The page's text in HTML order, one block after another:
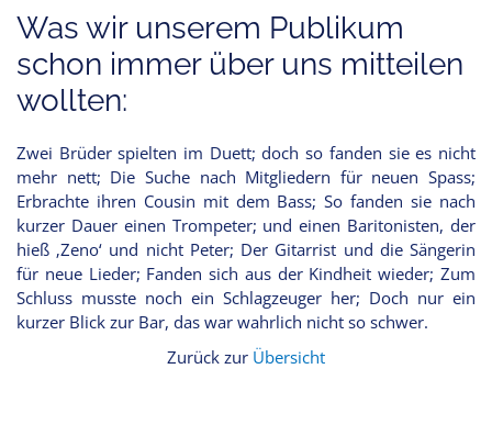
Was wir unserem Publikum
schon immer über uns mitteilen
wollten:
Zwei Brüder spielten im Duett; doch so fanden sie es nicht
mehr nett; Die Suche nach Mitgliedern für neuen Spass;
Erbrachte ihren Cousin mit dem Bass; So fanden sie nach
kurzer Dauer einen Trompeter; und einen Baritonisten, der
hieß ‚Zeno‘ und nicht Peter; Der Gitarrist und die Sängerin
für neue Lieder; Fanden sich aus der Kindheit wieder; Zum
Schluss musste noch ein Schlagzeuger her; Doch nur ein
kurzer Blick zur Bar, das war wahrlich nicht so schwer.
Zurück zur Übersicht